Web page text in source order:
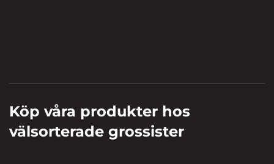
Köp våra produkter hos
välsorterade grossister